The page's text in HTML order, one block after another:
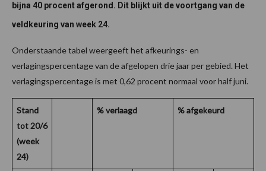
bijna 40 procent afgerond. Dit blijkt uit de voortgang van de
veldkeuring van week 24.
Onderstaande tabel weergeeft het afkeurings- en
verlagingspercentage van de afgelopen drie jaar per gebied. Het
verlagingspercentage is met 0,62 procent normaal voor half juni.
Stand
tot 20/6
(week
24)
% verlaagd % afgekeurd